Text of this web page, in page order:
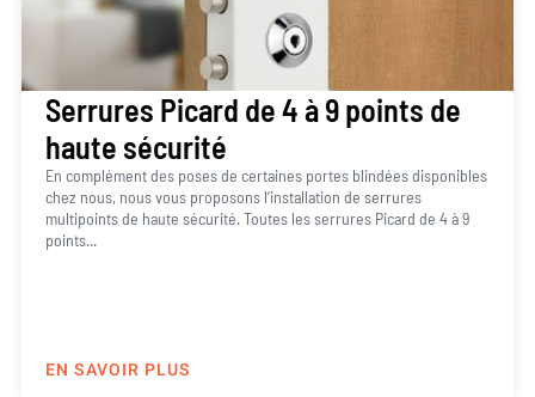
Serrures Picard de 4 à 9 points de
haute sécurité
En complément des poses de certaines portes blindées disponibles
chez nous, nous vous proposons l’installation de serrures
multipoints de haute sécurité. Toutes les serrures Picard de 4 à 9
points...
EN SAVOIR PLUS